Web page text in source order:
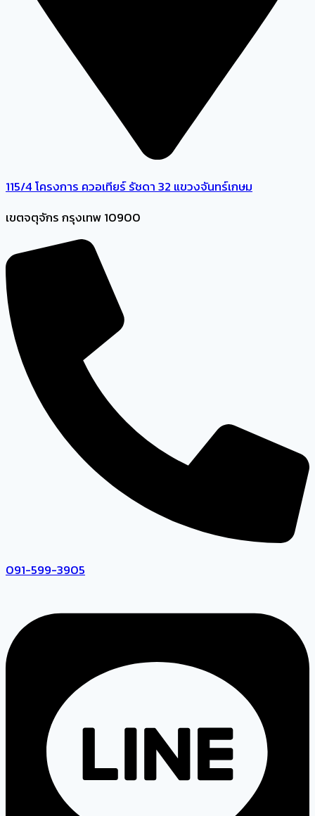
115/4 โครงการ ควอเทียร์ รัชดา 32 แขวงจันทร์เกษม
เขตจตุจักร กรุงเทพ 10900
091-599-3905